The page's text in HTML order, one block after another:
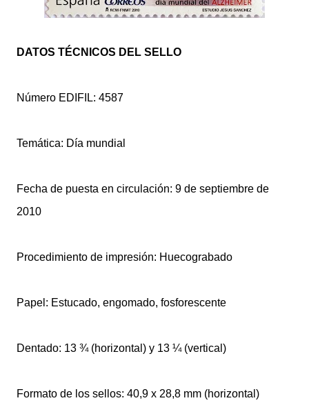
DATOS TÉCNICOS DEL SELLO
Número EDIFIL: 4587
Temática: Día mundial
Fecha de puesta en circulación: 9 de septiembre de
2010
Procedimiento de impresión: Huecograbado
Papel: Estucado, engomado, fosforescente
Dentado: 13 ¾ (horizontal) y 13 ¼ (vertical)
Formato de los sellos: 40,9 x 28,8 mm (horizontal)